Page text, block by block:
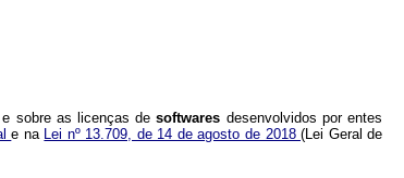
e sobre as licenças desoftwares desenvolvidos por entes
e na Lei nº 13.709, de 14 de agosto de 2018(Lei Geral de